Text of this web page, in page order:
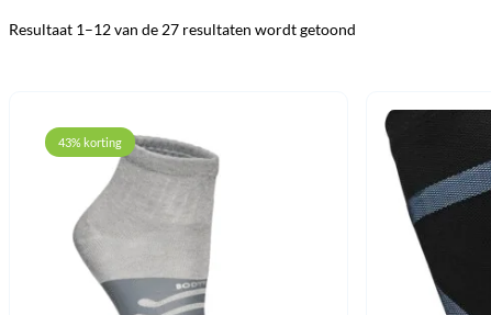
Resultaat 1–12 van de 27 resultaten wordt getoond
43% korting